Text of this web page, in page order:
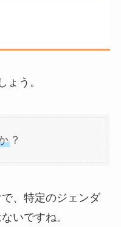
ょう。
？
、特定のジェンダ
いですね。